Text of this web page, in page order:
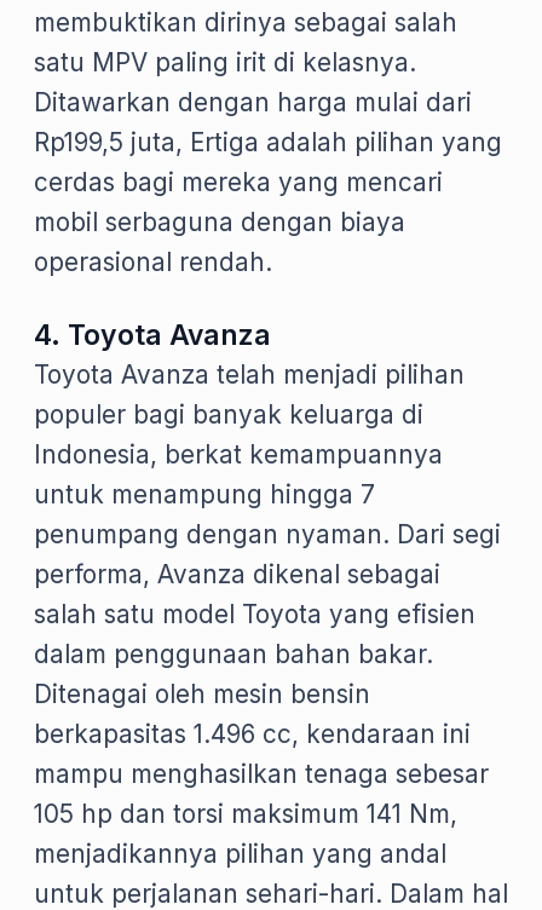
membuktikan dirinya sebagai salah
satu MPV paling irit di kelasnya.
Ditawarkan dengan harga mulai dari
Rp199,5 juta, Ertiga adalah pilihan yang
cerdas bagi mereka yang mencari
mobil serbaguna dengan biaya
operasional rendah.
4. Toyota Avanza
Toyota Avanza telah menjadi pilihan
populer bagi banyak keluarga di
Indonesia, berkat kemampuannya
untuk menampung hingga 7
penumpang dengan nyaman. Dari segi
performa, Avanza dikenal sebagai
salah satu model Toyota yang efisien
dalam penggunaan bahan bakar.
Ditenagai oleh mesin bensin
berkapasitas 1.496 cc, kendaraan ini
mampu menghasilkan tenaga sebesar
105 hp dan torsi maksimum 141 Nm,
menjadikannya pilihan yang andal
untuk perjalanan sehari-hari. Dalam hal